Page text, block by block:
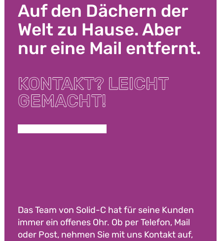
Auf den Dächern der
Welt zu Hause. Aber
nur eine Mail entfernt.
KONTAKT? LEICHT
GEMACHT!
Das Team von Solid-C hat für seine Kunden
immer ein offenes Ohr. Ob per Telefon, Mail
oder Post, nehmen Sie mit uns Kontakt auf,